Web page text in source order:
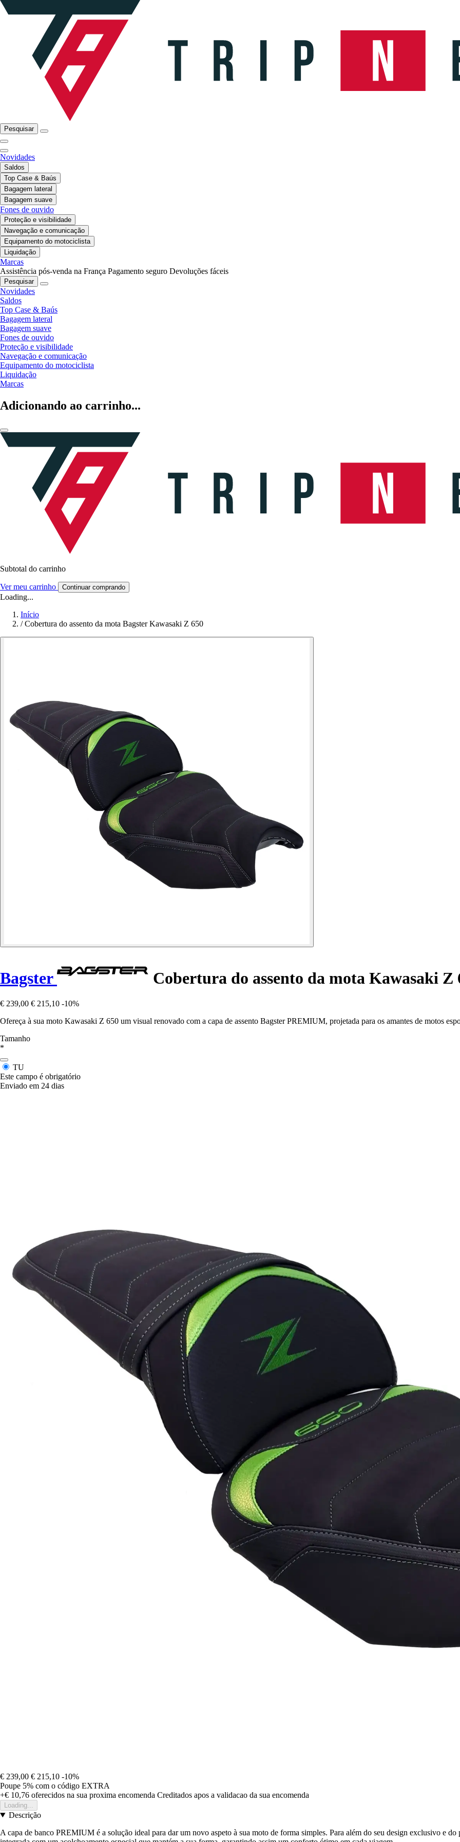
Pesquisar
Novidades
Saldos
Top Case & Baús
Bagagem lateral
Bagagem suave
Fones de ouvido
Proteção e visibilidade
Navegação e comunicação
Equipamento do motociclista
Liquidação
Marcas
Assistência pós-venda na França Pagamento seguro Devoluções fáceis
Pesquisar
Novidades
Saldos
Top Case & Baús
Bagagem lateral
Bagagem suave
Fones de ouvido
Proteção e visibilidade
Navegação e comunicação
Equipamento do motociclista
Liquidação
Marcas
Adicionando ao carrinho...
Subtotal do carrinho
Ver meu carrinho Continuar comprando
Loading...
Início
/ Cobertura do assento da mota Bagster Kawasaki Z 650
Bagster Cobertura do assento da mota Kawasaki Z
€ 239,00 € 215,10 -10%
Ofereça à sua moto Kawasaki Z 650 um visual renovado com a capa de assento Bagster PREMIUM, projetada para os amantes de motos
Tamanho
*
TU
Este campo é obrigatório
Enviado em 24 dias
€ 239,00 € 215,10 -10%
Poupe 5% com o código EXTRA
+€ 10,76 oferecidos na sua proxima encomenda Creditados apos a validacao da sua encomenda
Loading...
Descrição
A capa de banco PREMIUM é a solução ideal para dar um novo aspeto à sua moto de forma simples. Para além do seu design exclusivo e